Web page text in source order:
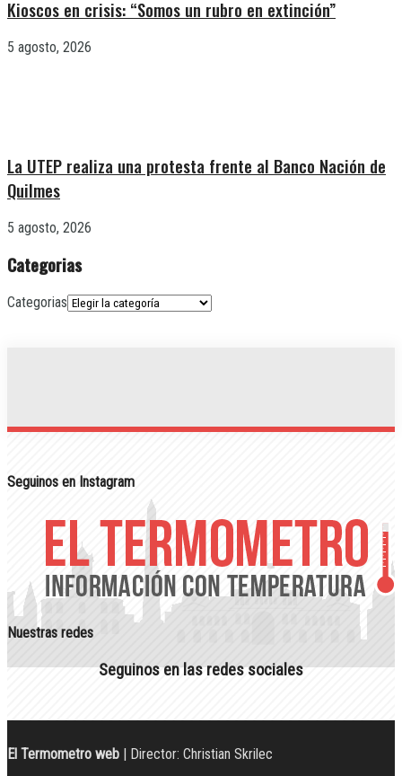
Kioscos en crisis: “Somos un rubro en extinción”
5 agosto, 2026
La UTEP realiza una protesta frente al Banco Nación de
Quilmes
5 agosto, 2026
Categorias
Categorias
Seguinos en Instagram
Nuestras redes
Seguinos en las redes sociales
El Termometro web | Director: Christian Skrilec